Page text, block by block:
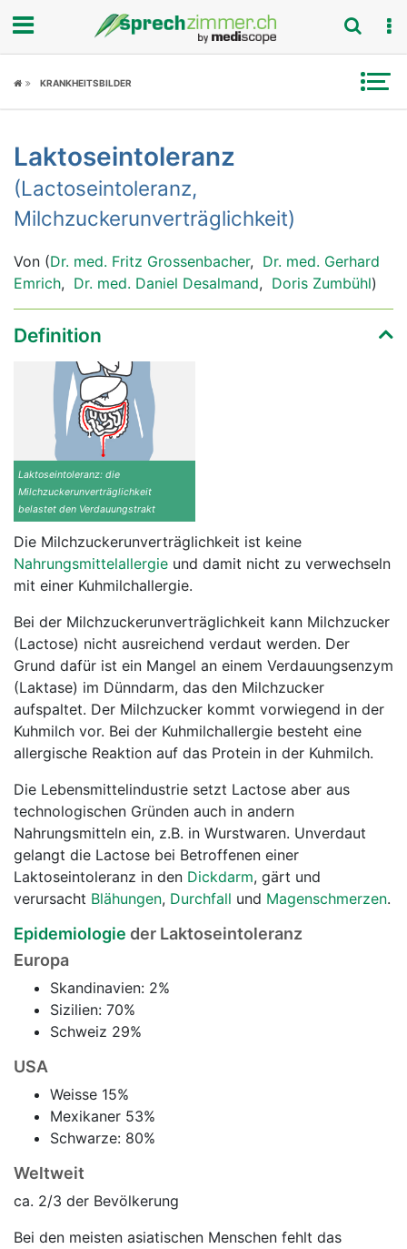
Fokus
Symptome
Untersuchungen
News
Ratgeber
Rubriken
KRANKHEITSBILDER
Laktoseintoleranz
(Lactoseintoleranz,
Milchzuckerunverträglichkeit)
Von (Dr. med. Fritz Grossenbacher, Dr. med. Gerhard
Emrich, Dr. med. Daniel Desalmand, Doris Zumbühl)
Definition
Laktoseintoleranz: die
Milchzuckerunverträglichkeit
belastet den Verdauungstrakt
Die Milchzuckerunverträglichkeit ist keine
Nahrungsmittelallergie und damit nicht zu verwechseln
mit einer Kuhmilchallergie.
Bei der Milchzuckerunverträglichkeit kann Milchzucker
(Lactose) nicht ausreichend verdaut werden. Der
Grund dafür ist ein Mangel an einem Verdauungsenzym
(Laktase) im Dünndarm, das den Milchzucker
aufspaltet. Der Milchzucker kommt vorwiegend in der
Kuhmilch vor. Bei der Kuhmilchallergie besteht eine
allergische Reaktion auf das Protein in der Kuhmilch.
Die Lebensmittelindustrie setzt Lactose aber aus
technologischen Gründen auch in andern
Nahrungsmitteln ein, z.B. in Wurstwaren. Unverdaut
gelangt die Lactose bei Betroffenen einer
Laktoseintoleranz in den Dickdarm, gärt und
verursacht Blähungen, Durchfall und Magenschmerzen.
Epidemiologie der Laktoseintoleranz
Europa
Skandinavien: 2%
Sizilien: 70%
Schweiz 29%
USA
Weisse 15%
Mexikaner 53%
Schwarze: 80%
Weltweit
ca. 2/3 der Bevölkerung
Bei den meisten asiatischen Menschen fehlt das